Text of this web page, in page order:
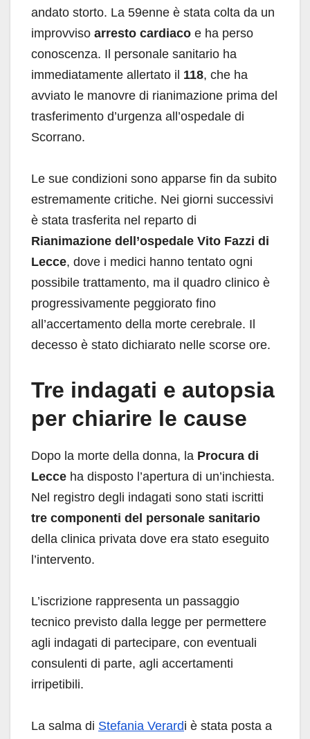
andato storto. La 59enne è stata colta da un
improvviso arresto cardiaco e ha perso
conoscenza. Il personale sanitario ha
immediatamente allertato il 118, che ha
avviato le manovre di rianimazione prima del
trasferimento d’urgenza all’ospedale di
Scorrano.
Le sue condizioni sono apparse fin da subito
estremamente critiche. Nei giorni successivi
è stata trasferita nel reparto di
Rianimazione dell’ospedale Vito Fazzi di
Lecce, dove i medici hanno tentato ogni
possibile trattamento, ma il quadro clinico è
progressivamente peggiorato fino
all’accertamento della morte cerebrale. Il
decesso è stato dichiarato nelle scorse ore.
Tre indagati e autopsia
per chiarire le cause
Dopo la morte della donna, la Procura di
Lecce ha disposto l’apertura di un’inchiesta.
Nel registro degli indagati sono stati iscritti
tre componenti del personale sanitario
della clinica privata dove era stato eseguito
l’intervento.
L’iscrizione rappresenta un passaggio
tecnico previsto dalla legge per permettere
agli indagati di partecipare, con eventuali
consulenti di parte, agli accertamenti
irripetibili.
La salma di Stefania Verardi è stata posta a